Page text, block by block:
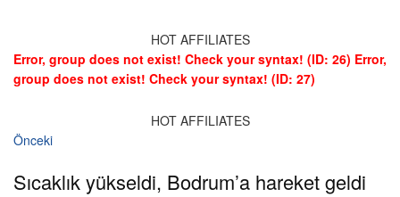
HOT AFFILIATES
Error, group does not exist! Check your syntax! (ID: 26) Error,
group does not exist! Check your syntax! (ID: 27)
HOT AFFILIATES
Önceki
Sıcaklık yükseldi, Bodrum’a hareket geldi